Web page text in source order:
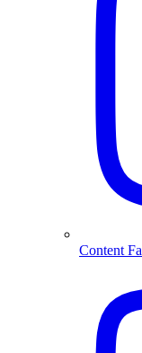
Content